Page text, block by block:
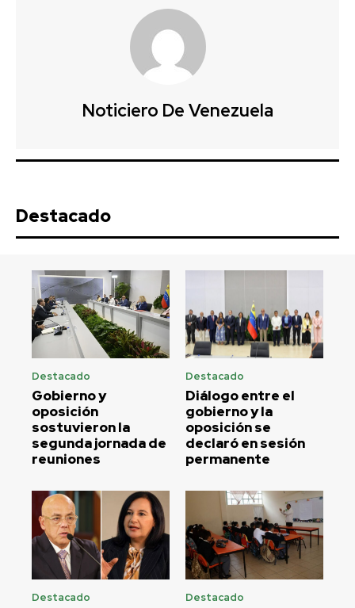
Noticiero De Venezuela
Destacado
Destacado
Gobierno y
oposición
sostuvieron la
segunda jornada de
reuniones
Destacado
Diálogo entre el
gobierno y la
oposición se
declaró en sesión
permanente
Destacado Destacado